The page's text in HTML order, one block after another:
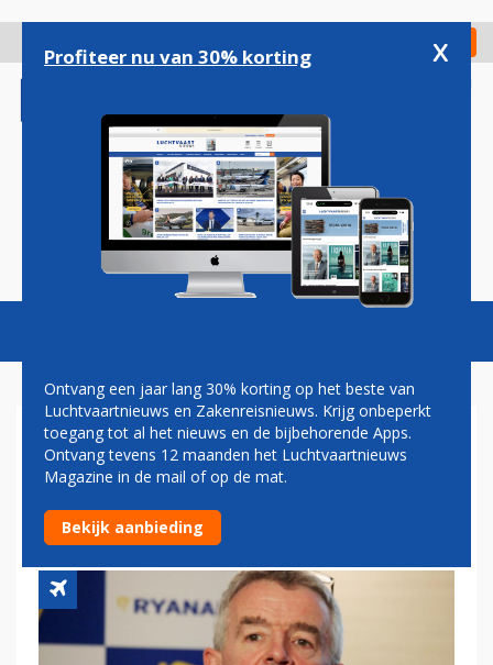
gaan
Check in
Magazine Podcasts Vacatures
AANDEEL BOEING STIJGT OP
TERUGHOUDEND WALL
STREET NA ORDER RYANAIR
Profiteer nu van 30% korting x
Ontvang een jaar lang 30% korting op het beste van
Luchtvaartnieuws en Zakenreisnieuws. Krijg onbeperkt
toegang tot al het nieuws en de bijbehorende Apps.
Ontvang tevens 12 maanden het Luchtvaartnieuws
Magazine in de mail of op de mat.
Bekijk aanbieding